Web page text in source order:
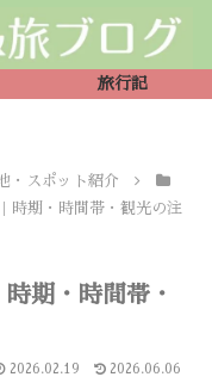
旅行記
・スポット紹介
時期・時間帯・観光の注
期・時間帯・
2026.02.19 2026.06.06